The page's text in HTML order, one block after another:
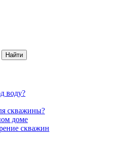
Найти
воду?
скважины?
доме
скважин